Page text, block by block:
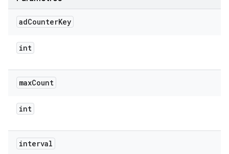
adCounterKey
int
maxCount
int
interval